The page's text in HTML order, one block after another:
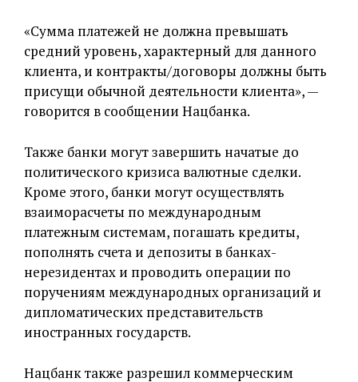
«Сумма платежей не должна превышать
средний уровень, характерный для данного
клиента, и контракты/договоры должны быть
присущи обычной деятельности клиента», —
говорится в сообщении Нацбанка.
Также банки могут завершить начатые до
политического кризиса валютные сделки.
Кроме этого, банки могут осуществлять
взаиморасчеты по международным
платежным системам, погашать кредиты,
пополнять счета и депозиты в банках-
нерезидентах и проводить операции по
поручениям международных организаций и
дипломатических представительств
иностранных государств.
Нацбанк также разрешил коммерческим